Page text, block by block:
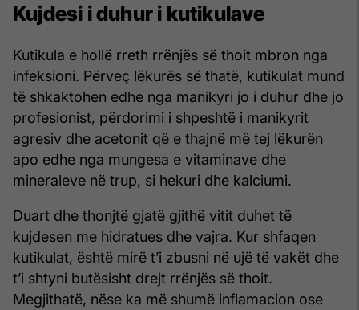
Kujdesi i duhur i kutikulave
Kutikula e hollë rreth rrënjës së thoit mbron nga
infeksioni. Përveç lëkurës së thatë, kutikulat mund
të shkaktohen edhe nga manikyri jo i duhur dhe jo
profesionist, përdorimi i shpeshtë i manikyrit
agresiv dhe acetonit që e thajnë më tej lëkurën
apo edhe nga mungesa e vitaminave dhe
mineraleve në trup, si hekuri dhe kalciumi.
Duart dhe thonjtë gjatë gjithë vitit duhet të
kujdesen me hidratues dhe vajra. Kur shfaqen
kutikulat, është mirë t’i zbusni në ujë të vakët dhe
t’i shtyni butësisht drejt rrënjës së thoit.
Megjithatë, nëse ka më shumë inflamacion ose